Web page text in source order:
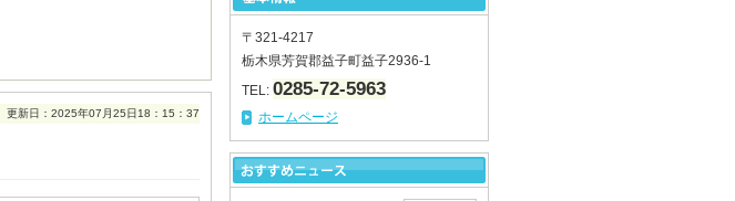
更新日：2025年07月25日18：15：37
〒321-4217
栃木県芳賀郡益子町益子2936-1
TEL: 0285-72-5963
ホームページ